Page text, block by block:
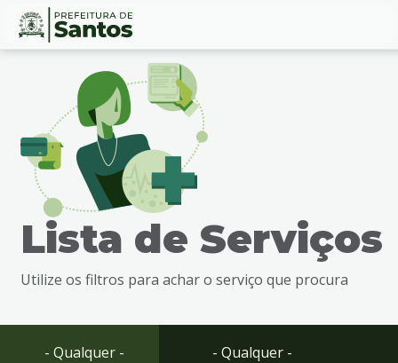
Ir
busca
Ir
Conteúdo
Lista de Serviços
Utilize os filtros para achar o serviço que procura
- Qualquer - - Qualquer -